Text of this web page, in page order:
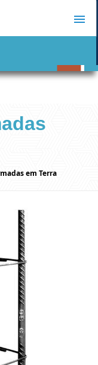
em Terra